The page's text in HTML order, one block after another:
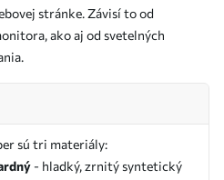
stránke. Závisí to od
ako aj od svetelných
sú tri materiály:
- hladký, zrnitý syntetický